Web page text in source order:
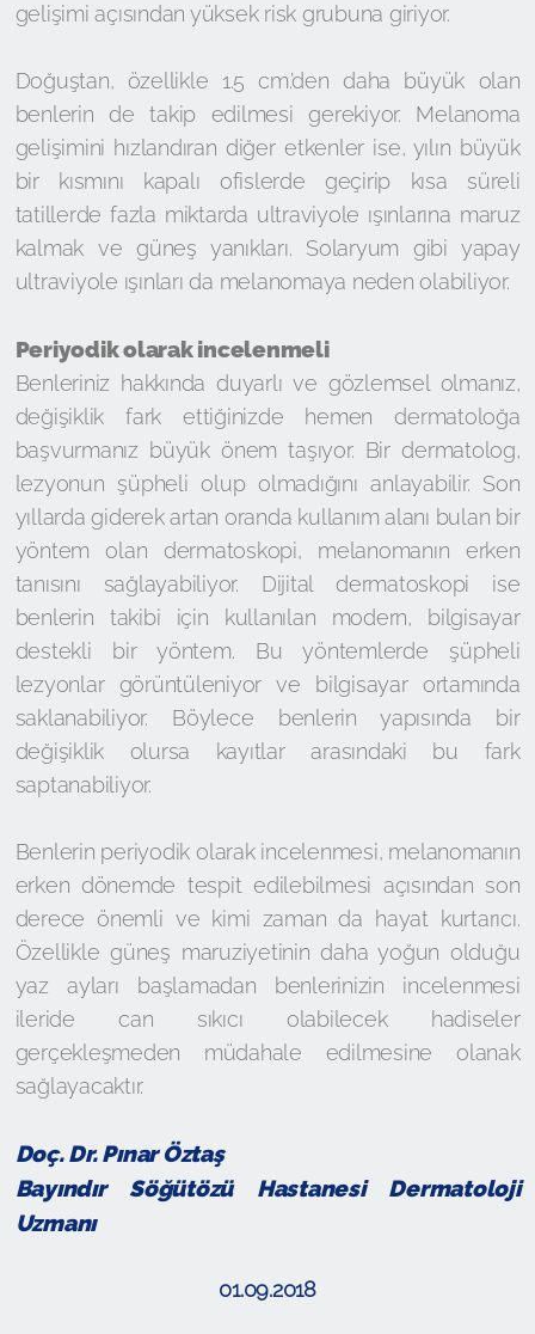
gelişimi açısından yüksek risk grubuna giriyor.
Doğuştan, özellikle 1.5 cm.’den daha büyük olan
benlerin de takip edilmesi gerekiyor. Melanoma
gelişimini hızlandıran diğer etkenler ise, yılın büyük
bir kısmını kapalı ofislerde geçirip kısa süreli
tatillerde fazla miktarda ultraviyole ışınlarına maruz
kalmak ve güneş yanıkları. Solaryum gibi yapay
ultraviyole ışınları da melanomaya neden olabiliyor.
Periyodik olarak incelenmeli
Benleriniz hakkında duyarlı ve gözlemsel olmanız,
değişiklik fark ettiğinizde hemen dermatoloğa
başvurmanız büyük önem taşıyor. Bir dermatolog,
lezyonun şüpheli olup olmadığını anlayabilir. Son
yıllarda giderek artan oranda kullanım alanı bulan bir
yöntem olan dermatoskopi, melanomanın erken
tanısını sağlayabiliyor. Dijital dermatoskopi ise
benlerin takibi için kullanılan modern, bilgisayar
destekli bir yöntem. Bu yöntemlerde şüpheli
lezyonlar görüntüleniyor ve bilgisayar ortamında
saklanabiliyor. Böylece benlerin yapısında bir
değişiklik olursa kayıtlar arasındaki bu fark
saptanabiliyor.
Benlerin periyodik olarak incelenmesi, melanomanın
erken dönemde tespit edilebilmesi açısından son
derece önemli ve kimi zaman da hayat kurtarıcı.
Özellikle güneş maruziyetinin daha yoğun olduğu
yaz ayları başlamadan benlerinizin incelenmesi
ileride can sıkıcı olabilecek hadiseler
gerçekleşmeden müdahale edilmesine olanak
sağlayacaktır.
Doç. Dr. Pınar Öztaş
Bayındır Söğütözü Hastanesi Dermatoloji
Uzmanı
01.09.2018